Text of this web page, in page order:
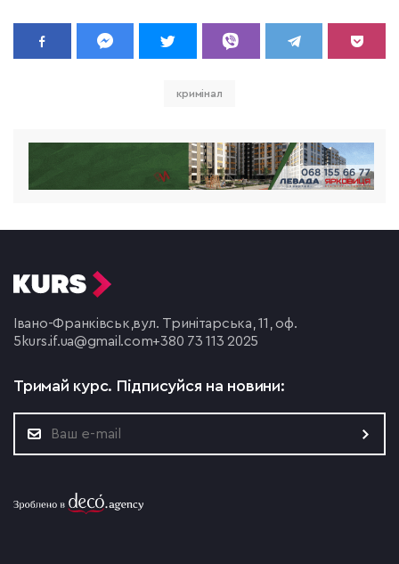
кримінал
Івано-Франківськ,вул. Тринітарська, 11, оф.
5 kurs.if.ua@gmail.com+380 73 113 2025
Тримай курс. Підписуйся на новини: